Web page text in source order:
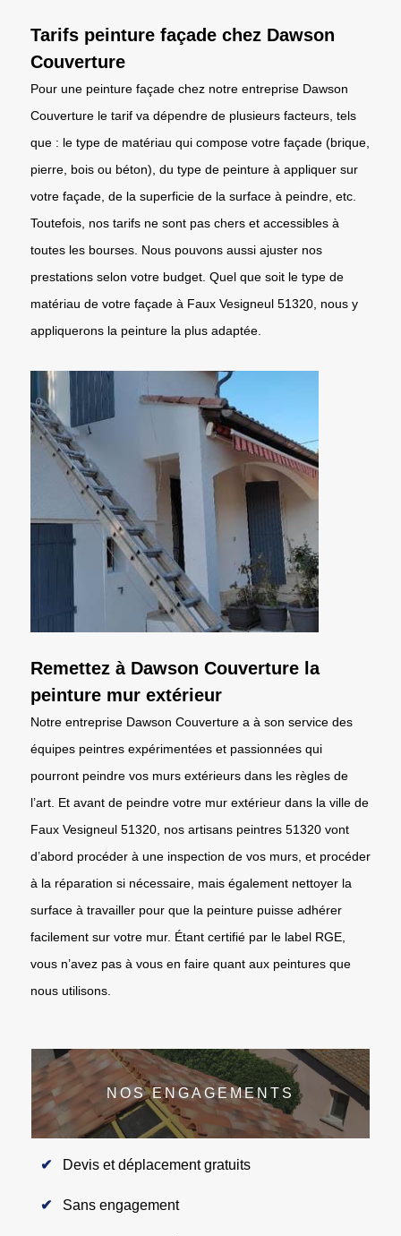
Tarifs peinture façade chez Dawson
Couverture
Pour une peinture façade chez notre entreprise Dawson
Couverture le tarif va dépendre de plusieurs facteurs, tels
que : le type de matériau qui compose votre façade (brique,
pierre, bois ou béton), du type de peinture à appliquer sur
votre façade, de la superficie de la surface à peindre, etc.
Toutefois, nos tarifs ne sont pas chers et accessibles à
toutes les bourses. Nous pouvons aussi ajuster nos
prestations selon votre budget. Quel que soit le type de
matériau de votre façade à Faux Vesigneul 51320, nous y
appliquerons la peinture la plus adaptée.
Remettez à Dawson Couverture la
peinture mur extérieur
Notre entreprise Dawson Couverture a à son service des
équipes peintres expérimentées et passionnées qui
pourront peindre vos murs extérieurs dans les règles de
l’art. Et avant de peindre votre mur extérieur dans la ville de
Faux Vesigneul 51320, nos artisans peintres 51320 vont
d’abord procéder à une inspection de vos murs, et procéder
à la réparation si nécessaire, mais également nettoyer la
surface à travailler pour que la peinture puisse adhérer
facilement sur votre mur. Étant certifié par le label RGE,
vous n’avez pas à vous en faire quant aux peintures que
nous utilisons.
NOS ENGAGEMENTS
Devis et déplacement gratuits
Sans engagement